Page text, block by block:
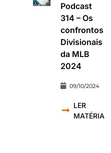
Podcast
314 – Os
confrontos
Divisionais
da MLB
2024
09/10/2024
LER
MATÉRIA